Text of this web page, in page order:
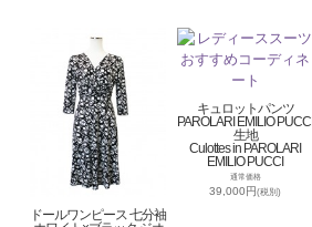
ドールワンピース 七分袖
キュロットパンツ
PAROLARI EMILIO PUCCI
生地
Culottes in PAROLARI
EMILIO PUCCI
通常価格
39,000円(税別)